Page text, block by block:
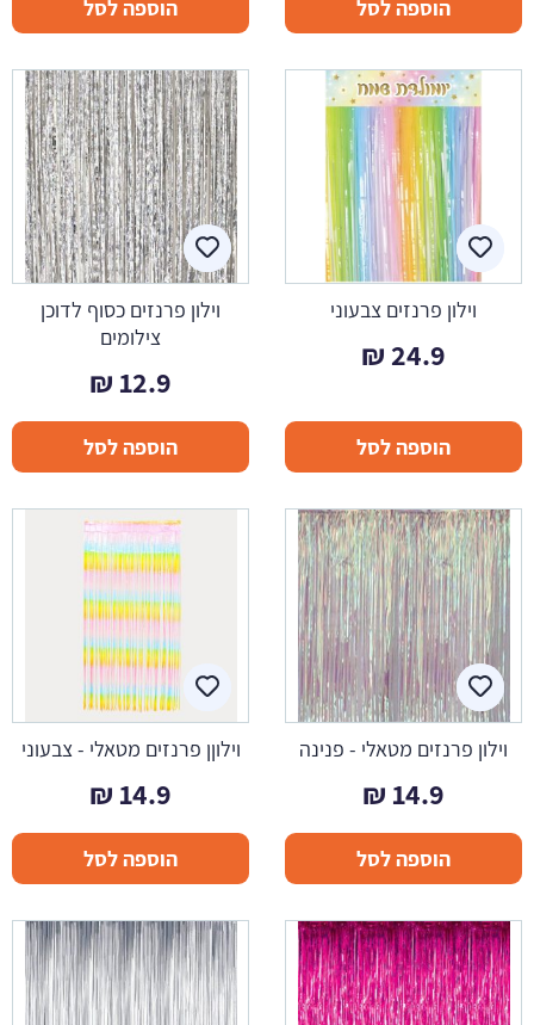
הוספה לסל הוספה לסל
וילון פרנזים צבעוני
24.9
₪
הוספה לסל
וילון פרנזים כסוף לדוכן
צילומים
12.9
₪
הוספה לסל
וילון פרנזים מטאלי - פנינה
14.9
₪
הוספה לסל
וילוןן פרנזים מטאלי - צבעוני
14.9
₪
הוספה לסל